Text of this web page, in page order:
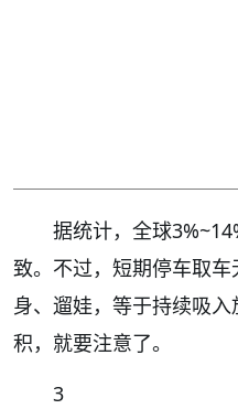
据统计，全球
致。不过，短期停车取
身、遛娃，等于持续吸
积，就要注意了。
3